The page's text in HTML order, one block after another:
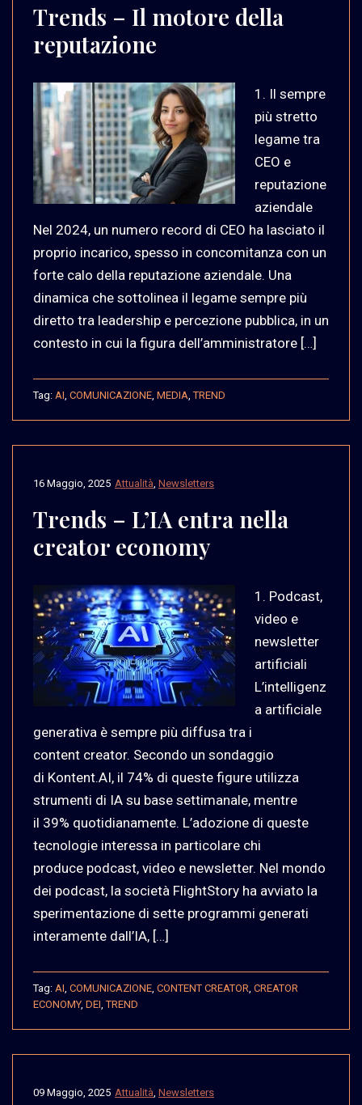
Trends – Il motore della
reputazione
1. Il sempre
più stretto
legame tra
CEO e
reputazione
aziendale ​​
Nel 2024, un numero record di CEO ha lasciato il
proprio incarico, spesso in concomitanza con un
forte calo della reputazione aziendale. Una
dinamica che sottolinea il legame sempre più
diretto tra leadership e percezione pubblica, in un
contesto in cui la figura dell’amministratore […]
Tag: AI COMUNICAZIONE MEDIA ,TREND
Attualità Newsletters
16 Maggio, 2025
Trends – L’IA entra nella
creator economy
1. Podcast,
video e
newsletter
artificiali
L’intelligenz
a artificiale
generativa è sempre più diffusa tra i
content creator. Secondo un sondaggio
di Kontent.AI, il 74% di queste figure utilizza
strumenti di IA su base settimanale, mentre
il 39% quotidianamente. L’adozione di queste
tecnologie interessa in particolare chi
produce podcast, video e newsletter. Nel mondo
dei podcast, la società FlightStory ha avviato la
sperimentazione di sette programmi generati
interamente dall’IA, […]
Tag: AI COMUNICAZIONE CONTENT CREATOR CREATOR
ECONOMY, DEI ,TREND
Attualità Newsletters
09 Maggio, 2025